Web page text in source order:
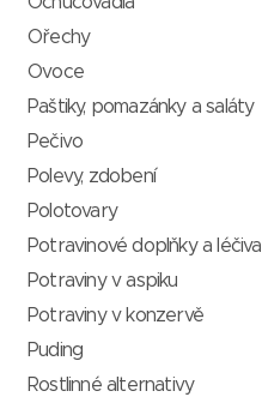
Ořechy
Ovoce
Paštiky, pomazánky a saláty
Pečivo
Polevy, zdobení
Polotovary
Potravinové doplňky a léčiva
Potraviny v aspiku
Potraviny v konzervě
Puding
Rostlinné alternativy